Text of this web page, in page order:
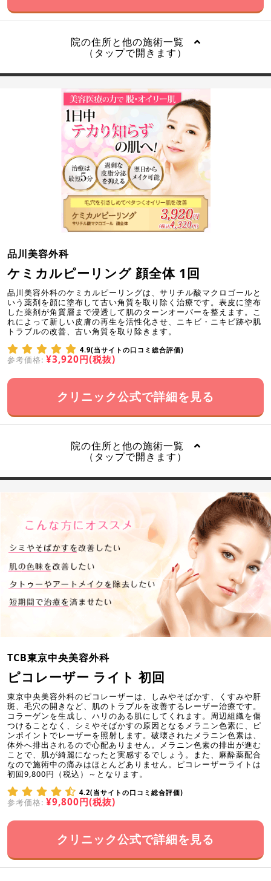
院の住所と他の施術一覧
（タップで開きます）
品川美容外科
ケミカルピーリング 顔全体 1回
品川美容外科のケミカルピーリングは、サリチル酸マクロゴールと
いう薬剤を顔に塗布して古い角質を取り除く治療です。表皮に塗布
した薬剤が角質層まで浸透して肌のターンオーバーを整えます。こ
れによって新しい皮膚の再生を活性化させ、ニキビ・ニキビ跡や肌
トラブルの改善、古い角質を取り除きます。
4.9(当サイトの口コミ総合評価)
参考価格: ¥3,920円(税抜)
クリニック公式で詳細を見る
院の住所と他の施術一覧
（タップで開きます）
TCB東京中央美容外科
ピコレーザー ライト 初回
東京中央美容外科のピコレーザーは、しみやそばかす、くすみや肝
斑、毛穴の開きなど、肌のトラブルを改善するレーザー治療です。
コラーゲンを生成し、ハリのある肌にしてくれます。周辺組織を傷
つけることなく、シミやそばかすの原因となるメラニン色素に、ピ
ンポイントでレーザーを照射します。破壊されたメラニン色素は、
体外へ排出されるので心配ありません。メラニン色素の排出が進む
ことで、肌が綺麗になったと実感するでしょう。また、麻酔薬配合
なので施術中の痛みはほとんどありません。ピコレーザーライトは
初回9,800円（税込）～となります。
4.2(当サイトの口コミ総合評価)
参考価格: ¥9,800円(税抜)
クリニック公式で詳細を見る